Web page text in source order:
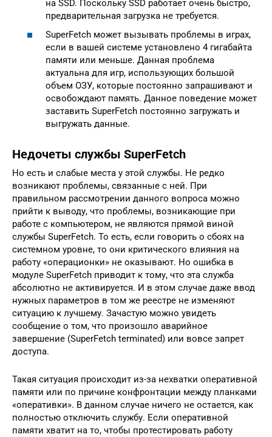
на SSD. Поскольку SSD работает очень быстро,
предварительная загрузка не требуется.
SuperFetch может вызывать проблемы в играх,
если в вашей системе установлено 4 гигабайта
памяти или меньше. Данная проблема
актуальна для игр, использующих большой
объем ОЗУ, которые постоянно запрашивают и
освобождают память. Данное поведение может
заставить SuperFetch постоянно загружать и
выгружать данные.
Недочеты службы SuperFetch
Но есть и слабые места у этой службы. Не редко
возникают проблемы, связанные с ней. При
правильном рассмотрении данного вопроса можно
прийти к выводу, что проблемы, возникающие при
работе с компьютером, не являются прямой виной
службы SuperFetch. То есть, если говорить о сбоях на
системном уровне, то они критического влияния на
работу «операционки» не оказывают. Но ошибка в
модуле SuperFetch приводит к тому, что эта служба
абсолютно не активируется. И в этом случае даже ввод
нужных параметров в том же реестре не изменяют
ситуацию к лучшему. Зачастую можно увидеть
сообщение о том, что произошло аварийное
завершение (SuperFetch terminated) или вовсе запрет
доступа.
Такая ситуация происходит из-за нехватки оперативной
памяти или по причине конфронтации между планками
«оперативки». В данном случае ничего не остается, как
полностью отключить службу. Если оперативной
памяти хватит на то, чтобы протестировать работу